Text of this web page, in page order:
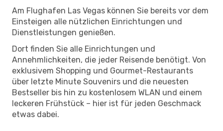
Am Flughafen Las Vegas können Sie bereits vor dem
Einsteigen alle nützlichen Einrichtungen und
Dienstleistungen genießen.
Dort finden Sie alle Einrichtungen und
Annehmlichkeiten, die jeder Reisende benötigt. Von
exklusivem Shopping und Gourmet-Restaurants
über letzte Minute Souvenirs und die neuesten
Bestseller bis hin zu kostenlosem WLAN und einem
leckeren Frühstück – hier ist für jeden Geschmack
etwas dabei.